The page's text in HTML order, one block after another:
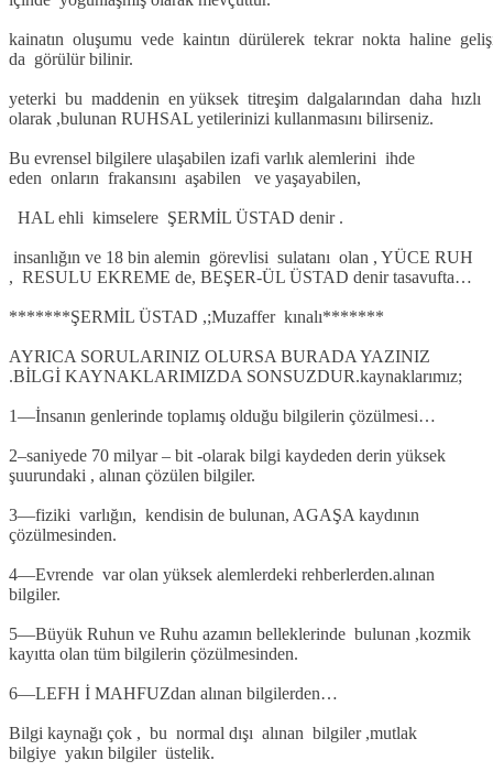
kainatın oluşumu vede kaintın dürülerek tekrar nokta haline
da görülür bilinir.
yeterki bu maddenin en yüksek titreşim dalgalarından daha hızlı
olarak ,bulunan RUHSAL yetilerinizi kullanmasını bilirseniz.
Bu evrensel bilgilere ulaşabilen izafi varlık alemlerini ihde
eden onların frakansını aşabilen ve yaşayabilen,
HAL ehli kimselere ŞERMİL ÜSTAD denir .
insanlığın ve 18 bin alemin görevlisi sulatanı olan , YÜCE RUH
, RESULU EKREME de, BEŞER-ÜL ÜSTAD denir tasavufta…
*******ŞERMİL ÜSTAD ,;Muzaffer kınalı*******
AYRICA SORULARINIZ OLURSA BURADA YAZINIZ
.BİLGİ KAYNAKLARIMIZDA SONSUZDUR.kaynaklarımız;
1—İnsanın genlerinde toplamış olduğu bilgilerin çözülmesi…
2–saniyede 70 milyar – bit -olarak bilgi kaydeden derin yüksek
şuurundaki , alınan çözülen bilgiler.
3—fiziki varlığın, kendisin de bulunan, AGAŞA kaydının
çözülmesinden.
4—Evrende var olan yüksek alemlerdeki rehberlerden.alınan
bilgiler.
5—Büyük Ruhun ve Ruhu azamın belleklerinde bulunan ,kozmik
kayıtta olan tüm bilgilerin çözülmesinden.
6—LEFH İ MAHFUZdan alınan bilgilerden…
Bilgi kaynağı çok , bu normal dışı alınan bilgiler ,mutlak
bilgiye yakın bilgiler üstelik.